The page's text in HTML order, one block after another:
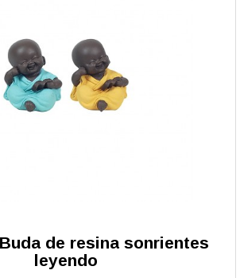
de resina sonrientes
leyendo